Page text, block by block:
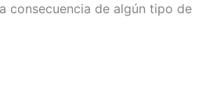
consecuencia de algún tipo de